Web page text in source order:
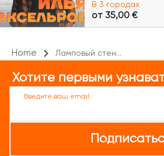
В 3 городах
от 35,00 €
Home Ламповый стен...
Хотите первыми
Введите ваш email